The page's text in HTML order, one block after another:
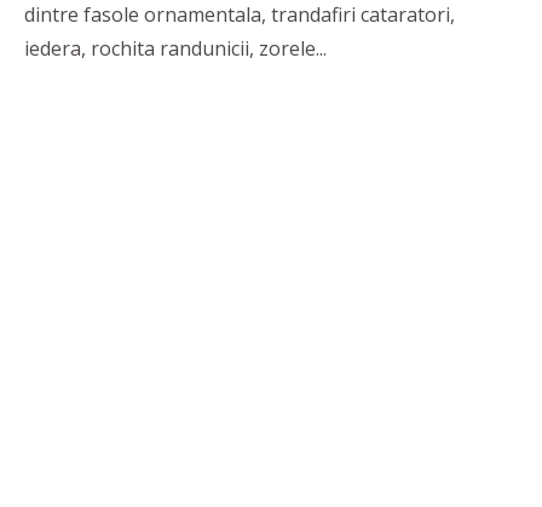
dintre fasole ornamentala, trandafiri cataratori,
iedera, rochita randunicii, zorele...